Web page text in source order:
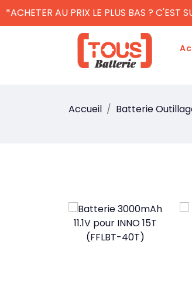
*ACHETER AU PRIX LE PLUS BAS ? C'EST
Accueil Batterie